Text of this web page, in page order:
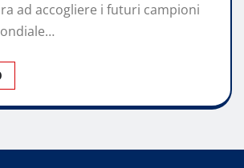
ad accogliere i futuri campioni